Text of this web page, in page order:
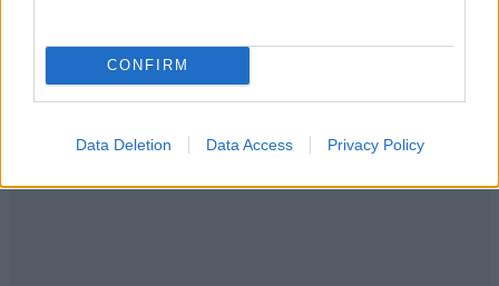
CONFIRM
Data Deletion Data Access Privacy Policy